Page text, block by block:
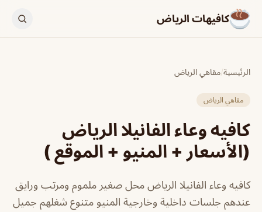
كافيهات الرياض
الرئيسية/مقاهي الرياض
مقاهي الرياض
كافيه وعاء الفانيلا الرياض
(الأسعار + المنيو + الموقع )
كافيه وعاء الفانيلا الرياض محل صغير ملموم ومرتب ورايق
عندهم جلسات داخلية وخارجية المنيو متنوع شغلهم جميل